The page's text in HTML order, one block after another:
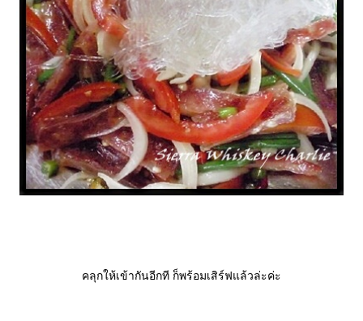
คลุกให้เข้ากันอีกที ก็พร้อมเสิร์ฟแล้วล่ะค่ะ